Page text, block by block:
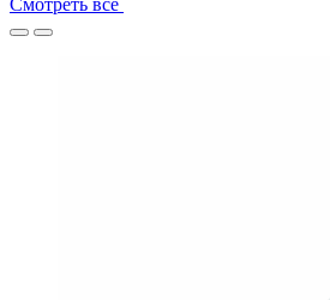
Смотреть все